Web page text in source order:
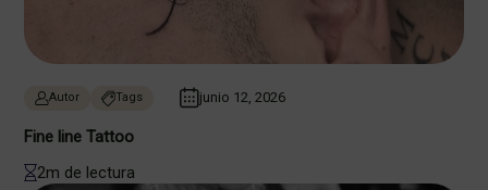
Autor Tags junio 12, 2026
Fine line Tattoo
2m de lectura